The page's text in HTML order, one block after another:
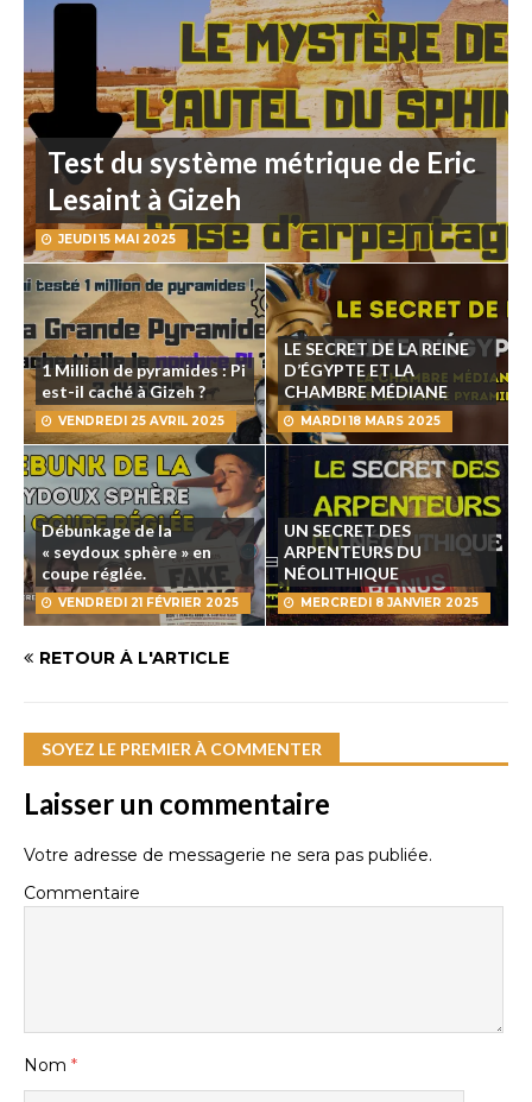
Test du système métrique de Eric
Lesaint à Gizeh
JEUDI 15 MAI 2025
1 Million de pyramides : Pi
est-il caché à Gizeh ?
VENDREDI 25 AVRIL 2025
LE SECRET DE LA REINE
D’ÉGYPTE ET LA
CHAMBRE MÉDIANE
MARDI 18 MARS 2025
Débunkage de la
« seydoux sphère » en
coupe réglée.
VENDREDI 21 FÉVRIER 2025
UN SECRET DES
ARPENTEURS DU
NÉOLITHIQUE
MERCREDI 8 JANVIER 2025
RETOUR À L'ARTICLE
SOYEZ LE PREMIER À COMMENTER
Laisser un commentaire
Votre adresse de messagerie ne sera pas publiée.
Commentaire
Nom *